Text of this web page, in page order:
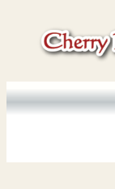
キ
ッ